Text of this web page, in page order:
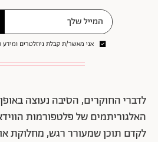
אני מאשר/ת קבלת ניוזלטרים
לדברי החוקרים, הסיבה נעוצה
האלגוריתמים של פלטפורמות
לקדם תוכן שמעורר רגש, מחלוקת